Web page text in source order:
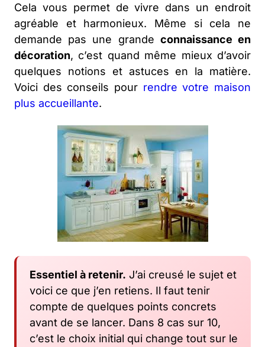
Cela vous permet de vivre dans un endroit
agréable et harmonieux. Même si cela ne
demande pas une grande connaissance en
décoration, c’est quand même mieux d’avoir
quelques notions et astuces en la matière.
Voici des conseils pour rendre votre maison
plus accueillante.
Essentiel à retenir. J’ai creusé le sujet et
voici ce que j’en retiens. Il faut tenir
compte de quelques points concrets
avant de se lancer. Dans 8 cas sur 10,
c’est le choix initial qui change tout sur le